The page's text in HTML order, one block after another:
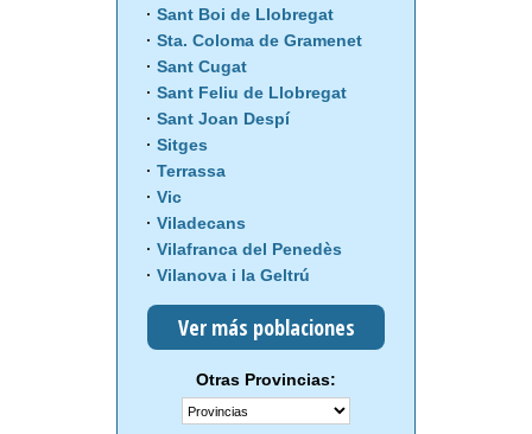
Sant Boi de Llobregat
Sta. Coloma de Gramenet
Sant Cugat
Sant Feliu de Llobregat
Sant Joan Despí
Sitges
Terrassa
Vic
Viladecans
Vilafranca del Penedès
Vilanova i la Geltrú
Ver más poblaciones
Otras Provincias: